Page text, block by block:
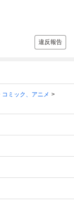
違反報告
コミック、アニメ